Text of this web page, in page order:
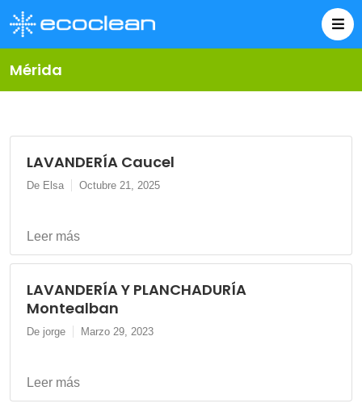
Mérida
LAVANDERÍA Caucel
De Elsa Octubre 21, 2025
Leer más
LAVANDERÍA Y PLANCHADURÍA
Montealban
De jorge Marzo 29, 2023
Leer más